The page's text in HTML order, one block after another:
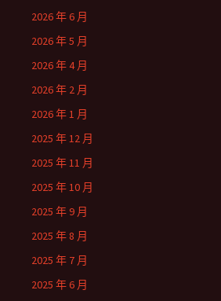
2026 年 6 月
2026 年 5 月
2026 年 4 月
2026 年 2 月
2026 年 1 月
2025 年 12 月
2025 年 11 月
2025 年 10 月
2025 年 9 月
2025 年 8 月
2025 年 7 月
2025 年 6 月